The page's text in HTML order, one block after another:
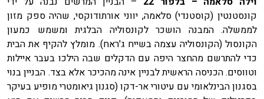
קונסטנטין (קוסטנדי) סלאמה, יווני אורתודוקסי, שהיה ספק מזון
לממשלה. המבנה הושכר לקונסוליה הבלגית ומשמש כמעון
הקונסול (הקונסוליה עצמה בשייח ג'ראח). מומלץ להקיף את הבית
כדי להתרשם מהחצר היפה עם הדקלים שבה הילכו בעבר איילות
וטווסים. הכניסה הראשית לבניין אינה מהכיכר אלא בצד. הבניין בנוי
בסגנון הבינלאומי עם עיטורי אר-דקו (סגנון גיאומטרי מופיע בעיקר